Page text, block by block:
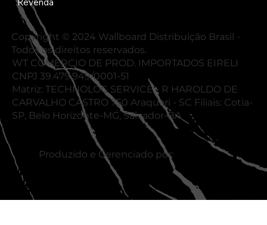
Produzido e Gerenciado por:
Copyright © 2024 Wallboard Distribuição Brasil -
Todos os direitos reservados.
WT COMERCIO DE PROD. IMPORTADOS EIRELI
CNPJ 39.479.949/0001-51
Matriz: TECHNOLOG SERVICE - R HAROLDO DE
CARVALHO CASTRO 750 Araquari - SC Filiais: Cotia-
SP, Belo Horizonte-MG, Salvador-BA